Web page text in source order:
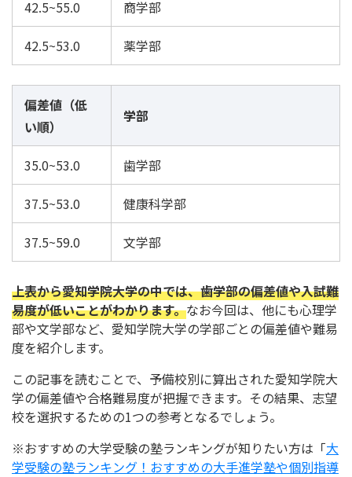
42.5~55.0 商学部
42.5~53.0 薬学部
偏差値（低
い順）
学部
35.0~53.0 歯学部
37.5~53.0 健康科学部
37.5~59.0 文学部
上表から愛知学院大学の中では、歯学部の偏差値や入試難
易度が低いことがわかります。なお今回は、他にも心理学
部や文学部など、愛知学院大学の学部ごとの偏差値や難易
度を紹介します。
この記事を読むことで、予備校別に算出された愛知学院大
学の偏差値や合格難易度が把握できます。その結果、志望
校を選択するための1つの参考となるでしょう。
※おすすめの大学受験の塾ランキングが知りたい方は「大
学受験の塾ランキング！おすすめの大手進学塾や個別指導